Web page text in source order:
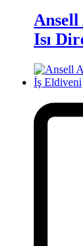
Ansell
Isı